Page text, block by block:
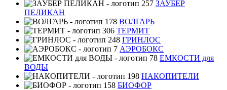
ЗАУБЕР
ПЕЛИКАН
ВОЛГАРЬ
ТЕРМИТ
ГРИНЛОС
АЭРОБОКС
ЕМКОСТИ для
ВОДЫ
НАКОПИТЕЛИ
БИОФОР